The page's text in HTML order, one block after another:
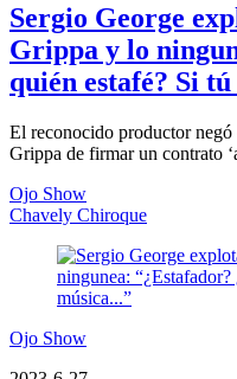
Sergio George
Grippa y lo
quién estafé? Si
El reconocido productor
Grippa de firmar un contrato
Ojo Show
Chavely Chiroque
Ojo Show